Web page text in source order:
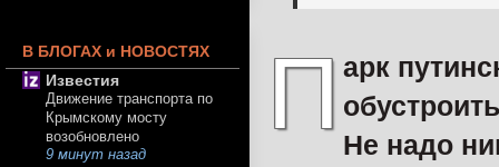
П арк
Не надо
В БЛОГАХ и НОВОСТЯХ
Известия
Движение транспорта по
Крымскому мосту
возобновлено
9 минут назад